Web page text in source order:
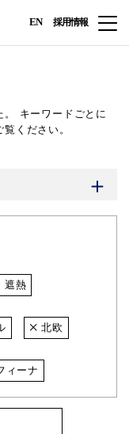
EN 採用情報
キーワードごとに
ください。
遮熱
北欧
ィーナ